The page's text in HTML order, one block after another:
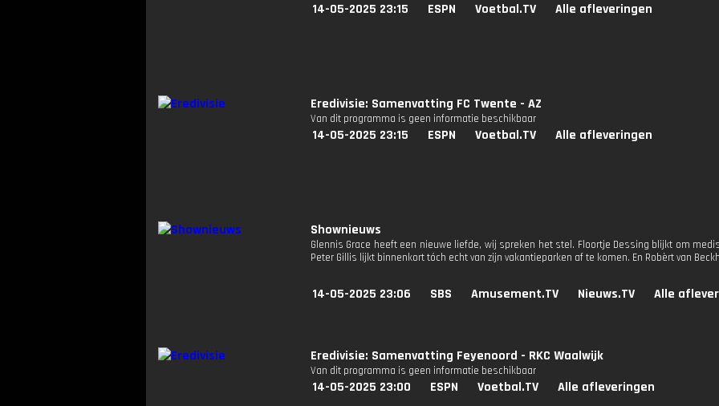
14-05-2025 23:15 ESPN Voetbal.TV Alle afleveringen
Eredivisie: Samenvatting FC Twente - AZ
Van dit programma is geen informatie beschikbaar
14-05-2025 23:15 ESPN Voetbal.TV Alle afleveringen
Shownieuws
Glennis Grace heeft een nieuwe liefde, wij spreken het stel. Floortje Dessing blijkt om
Peter Gillis lijkt binnenkort tóch echt van zijn vakantieparken af te komen. En Robèrt van
14-05-2025 23:06 SBS Amusement.TV Nieuws.TV Alle
Eredivisie: Samenvatting Feyenoord - RKC Waalwijk
Van dit programma is geen informatie beschikbaar
14-05-2025 23:00 ESPN Voetbal.TV Alle afleveringen